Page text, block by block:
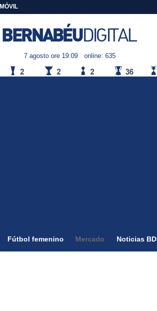
MÓVIL
7 agosto ore 19:09 online: 635
Fútbol femenino Mercado Noticias BD